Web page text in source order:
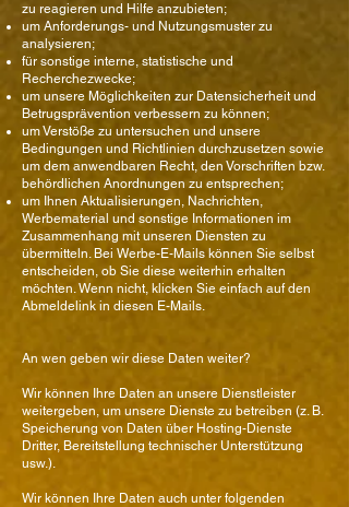
zu reagieren und Hilfe anzubieten;
um Anforderungs- und Nutzungsmuster zu
analysieren;
für sonstige interne, statistische und
Recherchezwecke;
um unsere Möglichkeiten zur Datensicherheit und
Betrugsprävention verbessern zu können;
um Verstöße zu untersuchen und unsere
Bedingungen und Richtlinien durchzusetzen sowie
um dem anwendbaren Recht, den Vorschriften bzw.
behördlichen Anordnungen zu entsprechen;
um Ihnen Aktualisierungen, Nachrichten,
Werbematerial und sonstige Informationen im
Zusammenhang mit unseren Diensten zu
übermitteln. Bei Werbe-E-Mails können Sie selbst
entscheiden, ob Sie diese weiterhin erhalten
möchten. Wenn nicht, klicken Sie einfach auf den
Abmeldelink in diesen E-Mails.
An wen geben wir diese Daten weiter?
Wir können Ihre Daten an unsere Dienstleister
weitergeben, um unsere Dienste zu betreiben (z. B.
Speicherung von Daten über Hosting-Dienste
Dritter, Bereitstellung technischer Unterstützung
usw.).
Wir können Ihre Daten auch unter folgenden